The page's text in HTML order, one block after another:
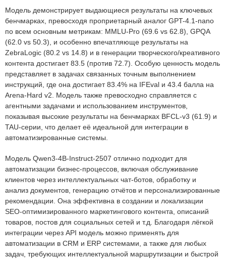
Модель демонстрирует выдающиеся результаты на ключевых
бенчмарках, превосходя проприетарный аналог GPT-4.1-nano
по всем основным метрикам: MMLU-Pro (69.6 vs 62.8), GPQA
(62.0 vs 50.3), и особенно впечатляюще результаты на
ZebraLogic (80.2 vs 14.8) и в генерации творческого/креативного
контента достигает 83.5 (против 72.7). Особую ценность модель
представляет в задачах связанных точным выполнением
инструкций, где она достигает 83.4% на IFEval и 43.4 балла на
Arena-Hard v2. Модель также превосходно справляется с
агентными задачами и использованием инструментов,
показывая высокие результаты на бенчмарках BFCL-v3 (61.9) и
TAU-серии, что делает её идеальной для интеграции в
автоматизированные системы.
Модель Qwen3-4B-Instruct-2507 отлично подходит для
автоматизации бизнес‑процессов, включая обслуживание
клиентов через интеллектуальных чат‑ботов, обработку и
анализ документов, генерацию отчётов и персонализированные
рекомендации. Она эффективна в создании и локализации
SEO‑оптимизированного маркетингового контента, описаний
товаров, постов для социальных сетей и т.д. Благодаря лёгкой
интеграции через API модель можно применять для
автоматизации в CRM и ERP системами, а также для любых
задач, требующих интеллектуальной маршрутизации и быстрой